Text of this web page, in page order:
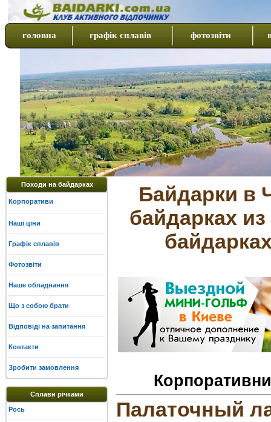
головна графік сплавів фотозвіти
Походи на байдарках
Корпоративи
Наші ціни
Графік сплавів
Фотозвіти
Наше обладнання
Що з собою брати
Відповіді на запитання
Контакти
Зробити замовлення
Сплави річками
Рось
Байдарки в
байдарках
Палаточный